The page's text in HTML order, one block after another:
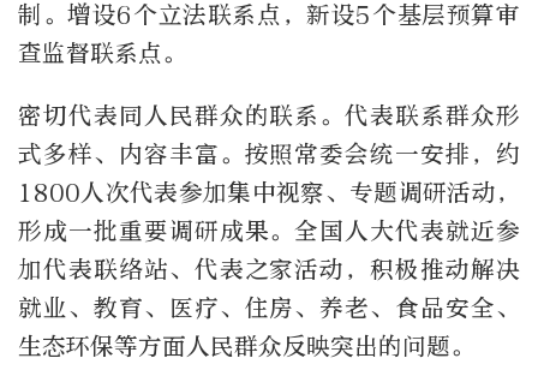
制。增设6个立法联系点，新设5个基层预算审
查监督联系点。
密切代表同人民群众的联系。代表联系群众形
式多样、内容丰富。按照常委会统一安排，约
1800人次代表参加集中视察、专题调研活动，
形成一批重要调研成果。全国人大代表就近参
加代表联络站、代表之家活动，积极推动解决
就业、教育、医疗、住房、养老、食品安全、
生态环保等方面人民群众反映突出的问题。